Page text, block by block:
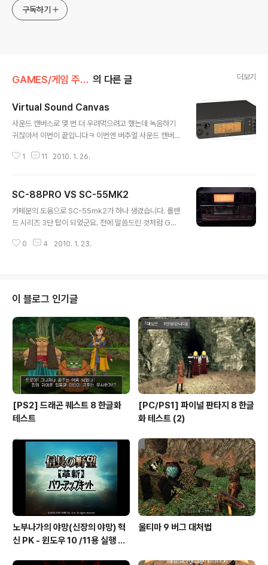
구독하기
GAMES/게임 주저리 의 다른 글 더보기
Virtual Sound Canvas
사운드 캔버스로 몇 번 더 우려먹으려고 했는데 녹음하기
귀찮아서 이번이 끝입니다ㅋ 이번엔 버추얼 사운드 캔버스
퓨터 성능이 발전하면서 하드웨어 음원을 소프트웨어로 구
50 같은 웨이브테이블 방식의 소프트웨어 음원이 등장한
걸로 기억하는데 초기에는 나름 기대를 모았지만 의도적인
지 기술부족인지 하드웨어 음원과 격차가 커서 그다지 제
터의 발전으로 midi에서 pcm으로 넘어가버리니 전문적
1 11 2010. 1. 26.
SC-88PRO VS SC-55MK2
카페분의 도움으로 SC-55mk2가 하나 생겼습니다. 롤랜
드 시리즈 3단 탑이 되었군요. 전에 말씀드린 것처럼 GM
다. 그럼 그 소리를 안 들어볼 수 없죠. 상위 모델인 SC-88
pro ■ Wing Commander 3 ▲ SC-55mk2 ▲ SC-
88pro ■ GS demo ▲ SC-55mk2 ▲ SC-88pro
스트링 음색이 살짝 다르고 브라스나 코러스가 좀 떨어지
기는 하지만 기본적으로 같은 계열의 음원이다보니 큰 차
이가 나지 않네요. ..
0 4 2010. 1. 23.
이 블로그 인기글
[PS2] 드래곤 퀘스트 8 한글화
테스트
[PC/PS1] 파이널 판타지 8 한글
화 테스트 (2)
노부나가의 야망(신장의 야망) 혁
신 PK - 윈도우 10 /11용 실행 파
울티마 9 버그 대처법